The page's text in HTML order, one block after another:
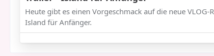
Heute gibt es einen Vorgeschmack auf die neue VLOG-
Island für Anfänger.